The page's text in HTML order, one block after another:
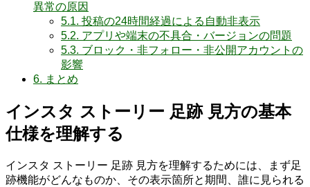
異常の原因
5.1. 投稿の24時間経過による自動非表示
5.2. アプリや端末の不具合・バージョンの問題
5.3. ブロック・非フォロー・非公開アカウントの
影響
6. まとめ
インスタ ストーリー 足跡 見方の基本
仕様を理解する
インスタ ストーリー 足跡 見方を理解するためには、まず足
跡機能がどんなものか、その表示箇所と期間、誰に見られる